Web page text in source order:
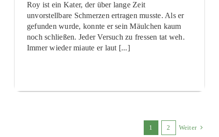
Roy ist ein Kater, der über lange Zeit
unvorstellbare Schmerzen ertragen musste. Als er
gefunden wurde, konnte er sein Mäulchen kaum
noch schließen. Jeder Versuch zu fressen tat weh.
Immer wieder miaute er laut [...]
1 2 Weiter